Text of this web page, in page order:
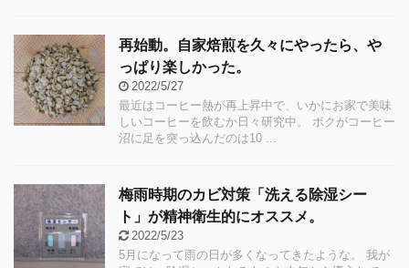
再始動。自家焙煎を久々にやったら、や
っぱり楽しかった。
2022/5/27
最近はコーヒー熱が再上昇中で、いかにお家で美味
しいコーヒーを飲むか日々研究中。 ボクがコーヒー
沼に足を突っ込んだのは10 ...
梅雨時期のカビ対策「洗える除湿シー
ト」が精神衛生的にオススメ。
2022/5/23
5月になって雨の日が多くなってきたような。 我が